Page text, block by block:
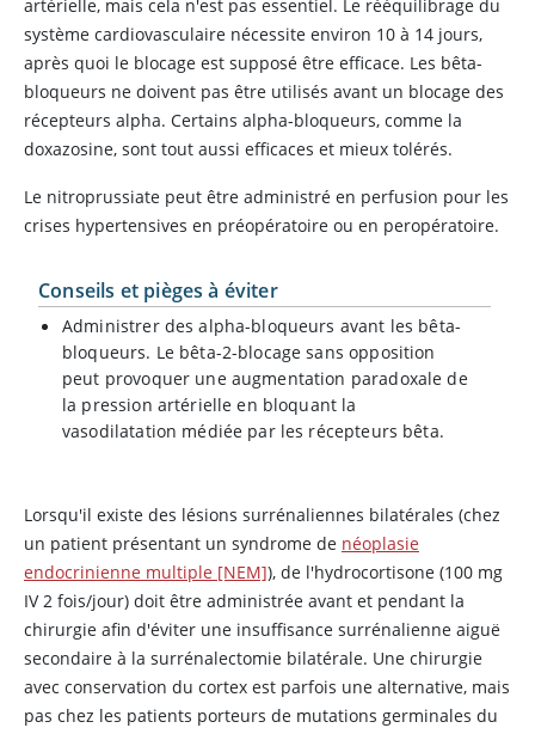
artérielle, mais cela n'est pas essentiel. Le rééquilibrage du
système cardiovasculaire nécessite environ 10 à 14 jours,
après quoi le blocage est supposé être efficace. Les bêta-
bloqueurs ne doivent pas être utilisés avant un blocage des
récepteurs alpha. Certains alpha-bloqueurs, comme la
doxazosine, sont tout aussi efficaces et mieux tolérés.
Le nitroprussiate peut être administré en perfusion pour les
crises hypertensives en préopératoire ou en peropératoire.
Conseils et pièges à éviter
Administrer des alpha-bloqueurs avant les bêta-
bloqueurs. Le bêta-2-blocage sans opposition
peut provoquer une augmentation paradoxale de
la pression artérielle en bloquant la
vasodilatation médiée par les récepteurs bêta.
Lorsqu'il existe des lésions surrénaliennes bilatérales (chez
un patient présentant un syndrome de néoplasie
endocrinienne multiple [NEM]), de l'hydrocortisone (100 mg
IV 2 fois/jour) doit être administrée avant et pendant la
chirurgie afin d'éviter une insuffisance surrénalienne aiguë
secondaire à la surrénalectomie bilatérale. Une chirurgie
avec conservation du cortex est parfois une alternative, mais
pas chez les patients porteurs de mutations germinales du